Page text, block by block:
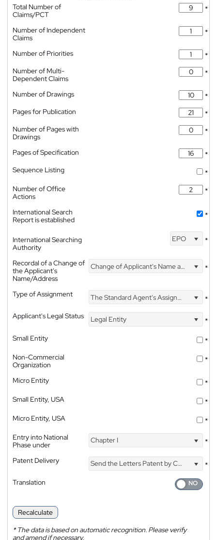
Total Number of
Claims/PCT
*
Number of Independent
Claims
*
Number of Priorities
*
Number of Multi-
Dependent Claims
*
Number of Drawings
*
Pages for Publication
*
Number of Pages with
Drawings
*
Pages of Specification
*
Sequence Listing
*
Number of Office
Actions
*
International Search
Report is established
*
International Searching
Authority
EPO *
Recordal of a Change of
the Applicant's
Name/Address
Change of Applicant's Name and Address *
Type of Assignment The Standard Agent's Assignment
*
Applicant's Legal Status
Legal Entity
*
Small Entity
*
Non-Commercial
Organization
*
Micro Entity
*
Small Entity, USA
*
Micro Entity, USA
*
Entry into National
Phase under
Chapter I *
Patent Delivery Send the Letters Patent by Courier
*
Translation
Recalculate
*The data is based on automatic recognition. Please verify
and amend if necessary.